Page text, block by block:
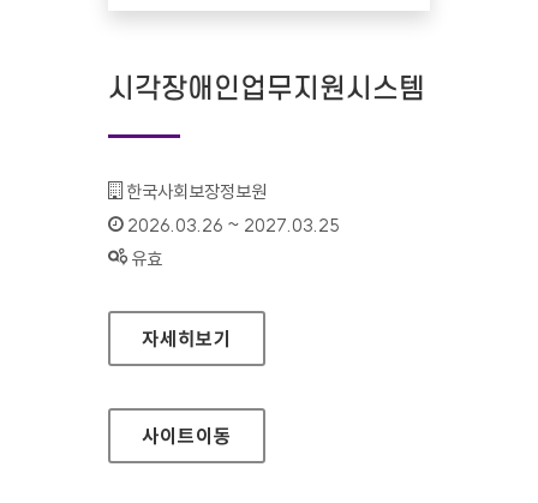
시각장애인업무지원시스템
기관명 :
한국사회보장정보원
인증기간 :
2026.03.26 ~ 2027.03.25
상태 :
유효
시각장애인업무지원시스템
자세히보기
사이트이동